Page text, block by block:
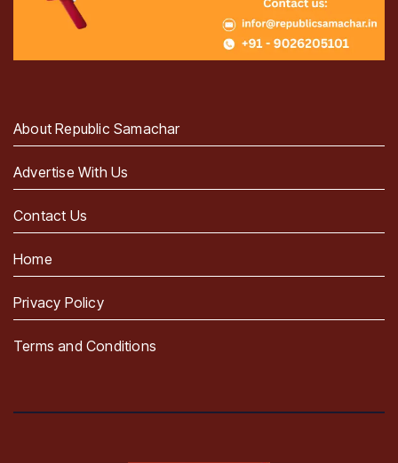
About Republic Samachar
Advertise With Us
Contact Us
Home
Privacy Policy
Terms and Conditions